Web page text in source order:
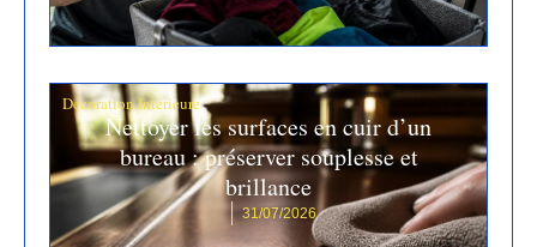
Décoration Interieure
Nettoyer les surfaces en cuir d’un
bureau : préserver souplesse et
brillance
31/07/2026